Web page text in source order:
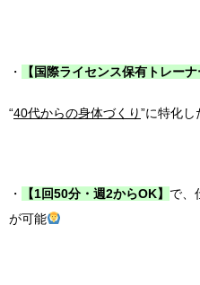
・ 【国際ライセンス保有トレーナ
“40代からの身体づくり”に特化
・ 【1回50分・週2からOK】 で、
が可能